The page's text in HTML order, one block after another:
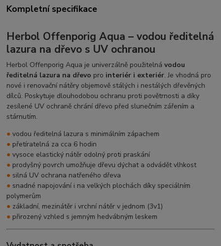
Kompletní specifikace
Herbol Offenporig Aqua – vodou ředitelná
lazura na dřevo s UV ochranou
Herbol Offenporig Aqua je univerzálně použitelnávodou
ředitelná lazura na dřevo pro interiér i exteriér. Je vhodná pro
nové i renovační nátěry objemově stálých i nestálých dřevěných
dílců. Poskytuje dlouhodobou ochranu proti povětrnosti a díky
zesílené UV ochraně chrání dřevo před slunečním zářením a
stárnutím.
● vodou ředitelná lazura s minimálním zápachem
● přetíratelná za cca 6 hodin
● vysoce elastický nátěr odolný proti praskání
● prodyšný povrch umožňuje dřevu dýchat a odvádět vlhkost
● silná UV ochrana natřeného dřeva
● snadné napojování i na velkých plochách díky speciálním
polymerům
● základní, mezinátěr i vrchní nátěr v jednom (3v1)
● přirozený vzhled s jemným hedvábným leskem